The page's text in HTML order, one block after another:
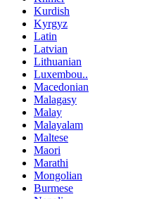
Kurdish
Kyrgyz
Latin
Latvian
Lithuanian
Luxembou..
Macedonian
Malagasy
Malay
Malayalam
Maltese
Maori
Marathi
Mongolian
Burmese